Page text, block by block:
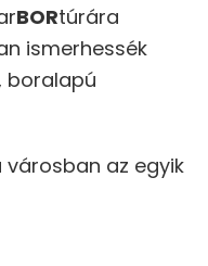
BORtúrára
ismerhessék
boralapú
városban az egyik